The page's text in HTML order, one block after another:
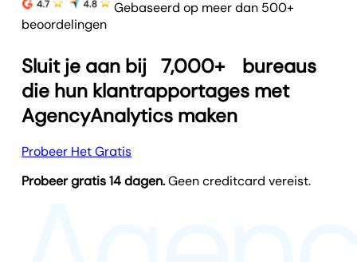
Gebaseerd op meer dan 500+
beoordelingen
Sluit je aan bij 7,000+
bureaus
die hun klantrapportages met
AgencyAnalytics maken
Probeer Het Gratis
Probeer gratis 14 dagen.Geen creditcard vereist.